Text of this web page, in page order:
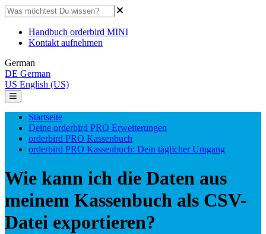
Handbuch orderbird MINI
Kontakt aufnehmen
German
DE German
US English (US)
Startseite
Deine orderbird PRO Erweiterungen
orderbird PRO Kassenbuch
orderbird PRO Kassenbuch: Dein täglicher Umgang
Wie kann ich die Daten aus
meinem Kassenbuch als CSV-
Datei exportieren?